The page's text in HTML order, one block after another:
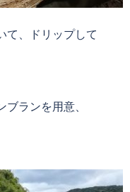
て、ドリップして
ランを用意、